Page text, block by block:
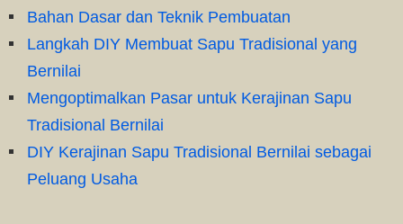
Bahan Dasar dan Teknik Pembuatan
Langkah DIY Membuat Sapu Tradisional yang
Bernilai
Mengoptimalkan Pasar untuk Kerajinan Sapu
Tradisional Bernilai
DIY Kerajinan Sapu Tradisional Bernilai sebagai
Peluang Usaha